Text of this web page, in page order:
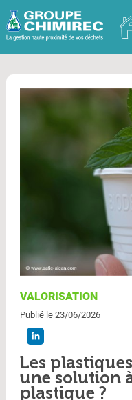
VALORISATION
Publié le 23/06/2026
Les
une solution
plastique ?